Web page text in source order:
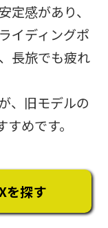
定感があり、
イディングポ
長旅でも疲れ
、旧モデルの
めです。
を探す